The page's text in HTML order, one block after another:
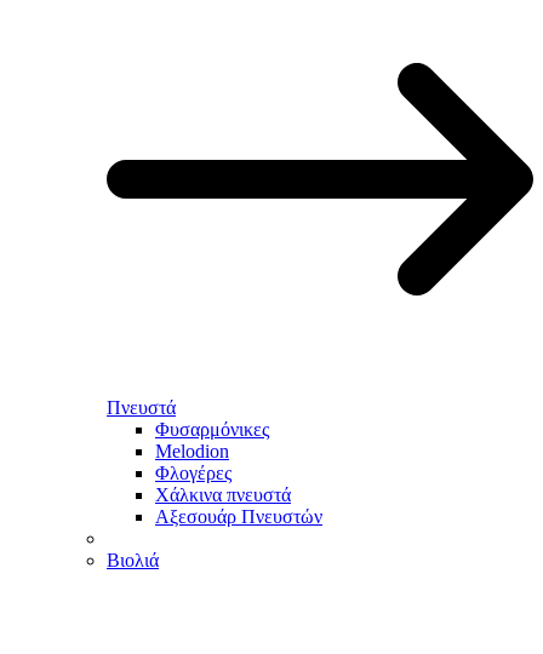
Πνευστά
Φυσαρμόνικες
Melodion
Φλογέρες
Χάλκινα πνευστά
Αξεσουάρ Πνευστών
Βιολιά